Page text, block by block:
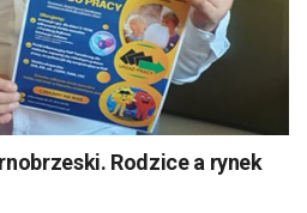
Rodzice a rynek